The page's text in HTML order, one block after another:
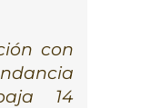
con
14